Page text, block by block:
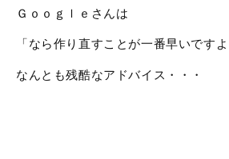
Ｇｏｏｇｌｅさんは
「なら作り直すことが一番早いです
なんとも残酷なアドバイス・・・